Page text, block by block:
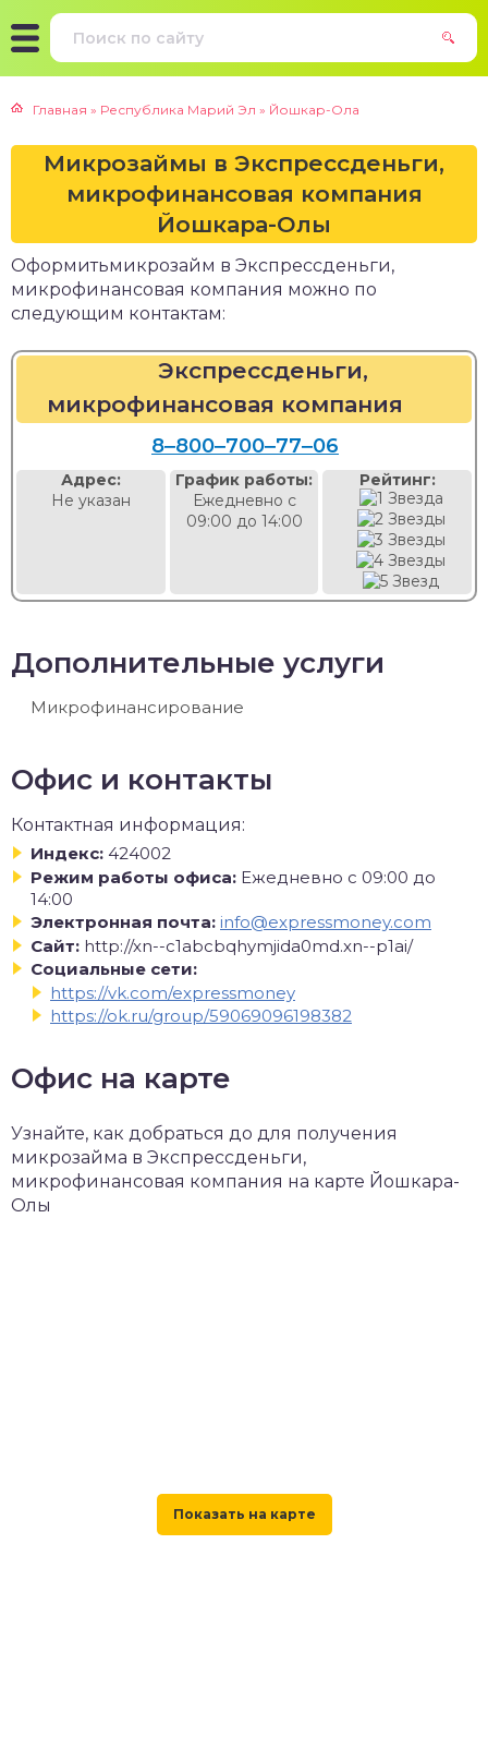
Главная » Республика Марий Эл » Йошкар-Ола
Микрозаймы в Экспрессденьги,
микрофинансовая компания
Йошкара-Олы
Оформитьмикрозайм в Экспрессденьги,
микрофинансовая компания можно по
следующим контактам:
Экспрессденьги,
микрофинансовая компания
8‒800‒700‒77‒06
Адрес:
Не указан
График работы:
Ежедневно с
09:00 до 14:00
Рейтинг:
Дополнительные услуги
Микрофинансирование
Офис и контакты
Контактная информация:
Индекс: 424002
Режим работы офиса: Ежедневно с 09:00 до
14:00
Электронная почта: info@expressmoney.com
Сайт: http://xn--c1abcbqhymjida0md.xn--p1ai/
Социальные сети:
https://vk.com/expressmoney
https://ok.ru/group/59069096198382
Офис на карте
Узнайте, как добраться до для получения
микрозайма в Экспрессденьги,
микрофинансовая компания на карте Йошкара-
Олы